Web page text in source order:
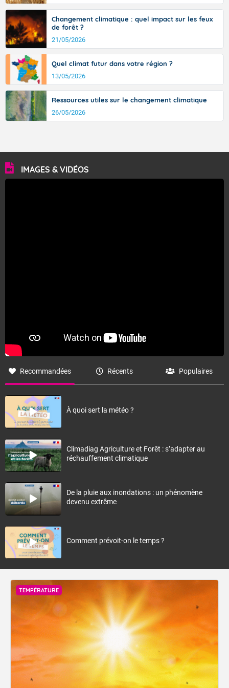
Changement climatique : quel impact sur les feux
de forêt ?
21/05/2026
Quel climat futur dans votre région ?
13/05/2026
Ressources utiles sur le changement climatique
26/05/2026
IMAGES & VIDÉOS
Recommandées Récents Populaires
À quoi sert la météo ?
Climadiag Agriculture et Forêt : s’adapter au
réchauffement climatique
De la pluie aux inondations : un phénomène
devenu extrême
Comment prévoit-on le temps ?
TEMPÉRATURE